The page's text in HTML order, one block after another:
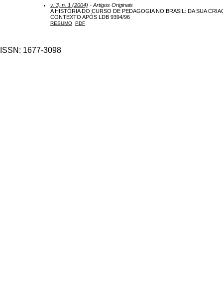
v. 3, n. 1 (2004) - Artigos Originais
A HISTÓRIA DO CURSO DE PEDAGOGIA NO BRASIL: DA SUA
CONTEXTO APÓS LDB 9394/96
RESUMO PDF
ISSN: 1677-3098